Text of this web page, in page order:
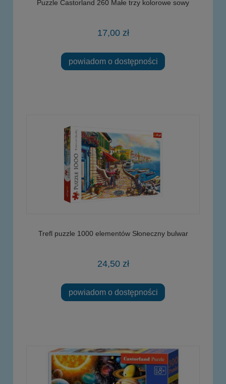
Puzzle Castorland 260 Małe trzy kolorowe sowy
17,00 zł
powiadom o dostępności
Trefl puzzle 1000 elementów Słoneczny bulwar
24,50 zł
powiadom o dostępności